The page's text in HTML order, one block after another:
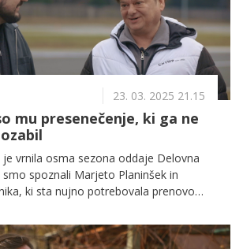
23. 03. 2025 21.15
mu presenečenje, ki ga ne
je vrnila osma sezona oddaje Delovna
spoznali Marjeto Planinšek in
ki sta nujno potrebovala prenovo
največja težava, da ni bila prilagojena
izgubil obe nogi.